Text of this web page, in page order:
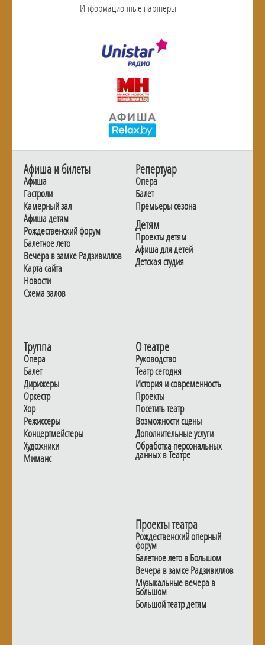
Информационные партнеры
Афиша и билеты
Афиша
Гастроли
Камерный зал
Афиша детям
Рождественский форум
Балетное лето
Вечера в замке Радзивиллов
Карта сайта
Новости
Схема залов
Репертуар
Опера
Балет
Премьеры сезона
Детям
Проекты детям
Афиша для детей
Детская студия
Труппа
Опера
Балет
Дирижеры
Оркестр
Хор
Режиссеры
Концертмейстеры
Художники
Миманс
О театре
Руководство
Театр сегодня
История и современность
Проекты
Посетить театр
Возможности сцены
Дополнительные услуги
Обработка персональных
данных в Театре
Проекты театра
Рождественский оперный
форум
Балетное лето в Большом
Вечера в замке Радзивиллов
Музыкальные вечера в
Большом
Большой театр детям